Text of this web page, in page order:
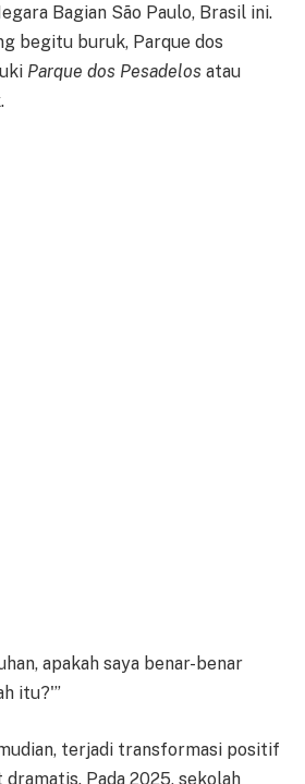
Bagian São Paulo, Brasil ini.
begitu buruk, Parque dos
Parque dos Pesadelos atau
apakah saya benar-benar
itu?'”
terjadi transformasi positif
Pada 2025, sekolah